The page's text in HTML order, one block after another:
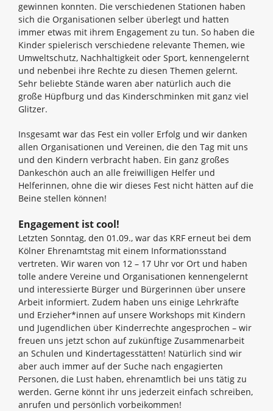
gewinnen konnten. Die verschiedenen Stationen haben
sich die Organisationen selber überlegt und hatten
immer etwas mit ihrem Engagement zu tun. So haben die
Kinder spielerisch verschiedene relevante Themen, wie
Umweltschutz, Nachhaltigkeit oder Sport, kennengelernt
und nebenbei ihre Rechte zu diesen Themen gelernt.
Sehr beliebte Stände waren aber natürlich auch die
große Hüpfburg und das Kinderschminken mit ganz viel
Glitzer.
Insgesamt war das Fest ein voller Erfolg und wir danken
allen Organisationen und Vereinen, die den Tag mit uns
und den Kindern verbracht haben. Ein ganz großes
Dankeschön auch an alle freiwilligen Helfer und
Helferinnen, ohne die wir dieses Fest nicht hätten auf die
Beine stellen können!
Engagement ist cool!
Letzten Sonntag, den 01.09., war das KRF erneut bei dem
Kölner Ehrenamtstag mit einem Informationsstand
vertreten. Wir waren von 12 – 17 Uhr vor Ort und haben
tolle andere Vereine und Organisationen kennengelernt
und interessierte Bürger und Bürgerinnen über unsere
Arbeit informiert. Zudem haben uns einige Lehrkräfte
und Erzieher*innen auf unsere Workshops mit Kindern
und Jugendlichen über Kinderrechte angesprochen – wir
freuen uns jetzt schon auf zukünftige Zusammenarbeit
an Schulen und Kindertagesstätten! Natürlich sind wir
aber auch immer auf der Suche nach engagierten
Personen, die Lust haben, ehrenamtlich bei uns tätig zu
werden. Gerne könnt ihr uns jederzeit einfach schreiben,
anrufen und persönlich vorbeikommen!